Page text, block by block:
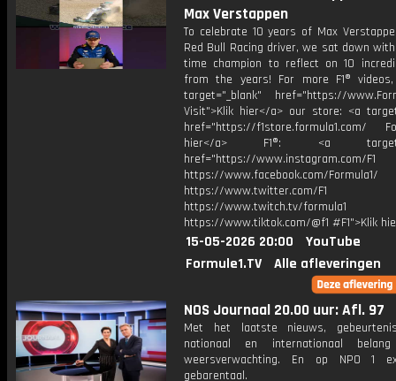
Max Verstappen
To celebrate 10 years of Max
Red Bull Racing driver, we sat down
time champion to reflect on 10
from the years! For more F1®
target="_blank" href="https://
Visit">Klik hier</a> our store: <a
href="https://f1store.formula1.com/
hier</a> F1®: <a
href="https://www.instagram.com/F1
https://www.facebook.com/Formula1/
https://www.twitter.com/F1
https://www.twitch.tv/formula1
https://www.tiktok.com/@f1 #F1">Klik
15-05-2026 20:00
YouTube
Formule1.TV
Alle afleveringen
NOS Journaal 20.00 uur: Afl. 97
Met het laatste nieuws,
nationaal en internationaal
weersverwachting. En op NPO 1
gebarentaal.